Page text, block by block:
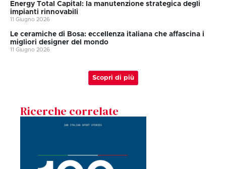
Energy Total Capital: la manutenzione strategica degli
impianti rinnovabili
11 Giugno 2026
Le ceramiche di Bosa: eccellenza italiana che affascina i
migliori designer del mondo
11 Giugno 2026
Scopri di più
Ricerche correlate